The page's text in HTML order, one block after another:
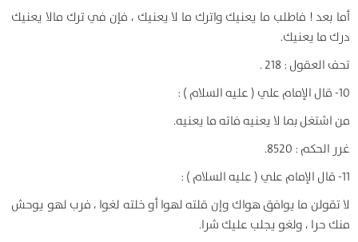
أما بعد ! فاطلب ما يعنيك واترك ما لا يعنيك ، فإن في ترك مالا يعنيك
درك ما يعنيك.
تحف العقول : 218 .
10- قال الإمام علي ( عليه السلام ) :
من اشتغل بما لا يعنيه فاته ما يعنيه.
غرر الحكم : 8520.
11- قال الإمام علي ( عليه السلام ) :
لا تقولن ما يوافق هواك وإن قلته لهوا أو خلته لغوا ، فرب لهو يوحش
منك حرا ، ولغو يجلب عليك شرا.